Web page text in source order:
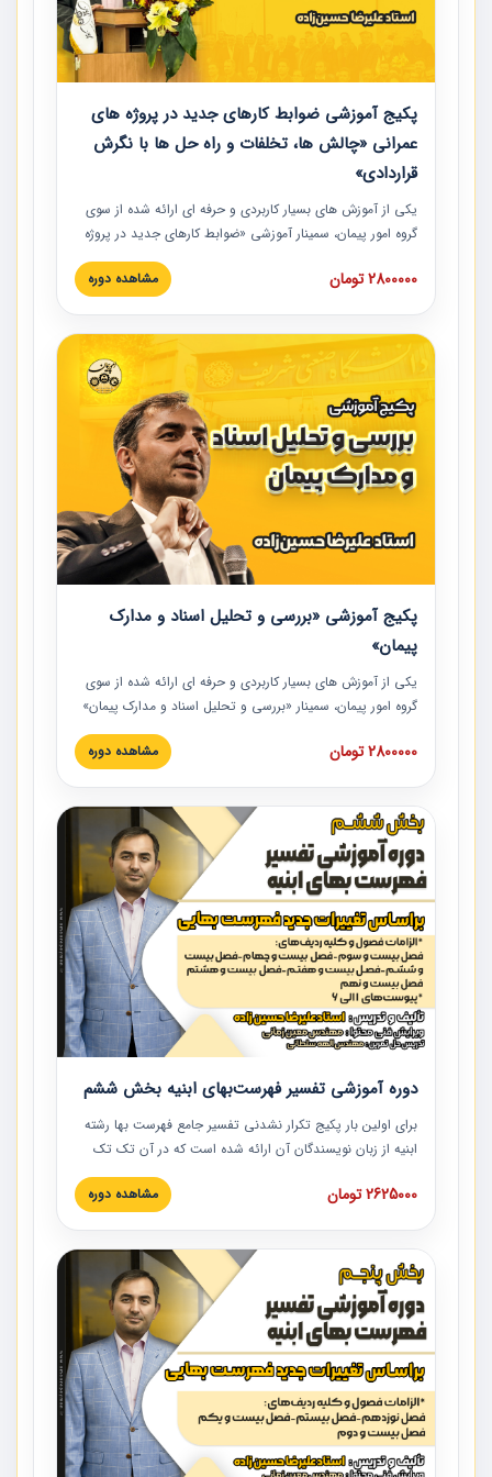
پکیج آموزشی ضوابط کارهای جدید در پروژه های
عمرانی «چالش ها، تخلفات و راه حل ها با نگرش
قراردادی»
یکی از آموزش‏‏‏‏‏‏ های بسیار کاربردی و حرفه‏ ای ارائه شده از سوی
گروه امور پیمان، سمینار آموزشی «ضوابط کارهای جدید در پروژه
های عمرانی» چالش ها، تخلفات و راه حل ها با نگرش قراردادی
است که در محل سندیکای شرکت های ساختمانی کشور ارائه شد.
مدارک پیمان به همراه تجربیات عملی ارائه شده است.
2800000 تومان مشاهده دوره
پکیج آموزشی «بررسی و تحلیل اسناد و مدارک
پیمان»
یکی از آموزش‏‏‏‏‏‏ های بسیار کاربردی و حرفه‏ ای ارائه شده از سوی
گروه امور پیمان، سمینار «بررسی و تحلیل اسناد و مدارک پیمان»
است که در دانشگاه صنعتی شریف ارائه شد. در این آموزش
نکات کلیدی مربوط به اسناد و مدارک پیمان، اولویت بندی اسناد
پیمان به همراه تجربیات عملی در این خصوص ارائه شده است.
2800000 تومان مشاهده دوره
دوره آموزشی تفسیر فهرست‌بهای ابنیه بخش ششم
برای اولین بار پکیج تکرار نشدنی تفسیر جامع فهرست بها رشته
ابنیه از زبان نویسندگان آن ارائه شده است که در آن تک تک
ردیف ها و مطالب فهرست بها تفسیر و ارائه شده است. این
دوره به صورت کامل تصویری بوده و به همراه تصاویر عملیات
دوره با کلام مهندس علیرضاحسین‌زاده مدیر پروژه مهندسی
مشاور در امر بازنگری فهرست بها رشته ابنیه ارائه شده و به تمام
همکارانی که در حوزه صنعت ساخت در حال فعالیت هستند حتما
توصیه می کنیم از مطالب این دوره استفاده نمایند.
2625000 تومان مشاهده دوره